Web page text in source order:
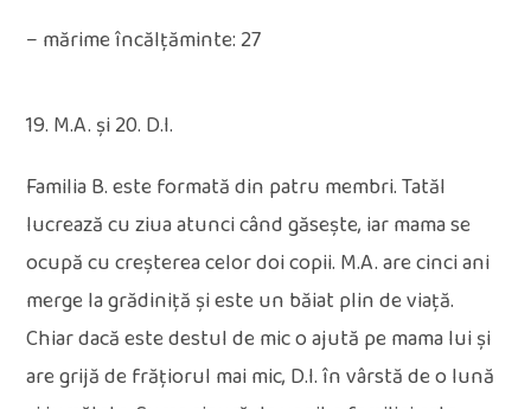
– mărime încălțăminte: 27
19. M.A. și 20. D.I.
Familia B. este formată din patru membri. Tatăl
lucrează cu ziua atunci când găsește, iar mama se
ocupă cu creșterea celor doi copii. M.A. are cinci ani
merge la grădiniță și este un băiat plin de viață.
Chiar dacă este destul de mic o ajută pe mama lui și
are grijă de frățiorul mai mic, D.I. în vârstă de o lună